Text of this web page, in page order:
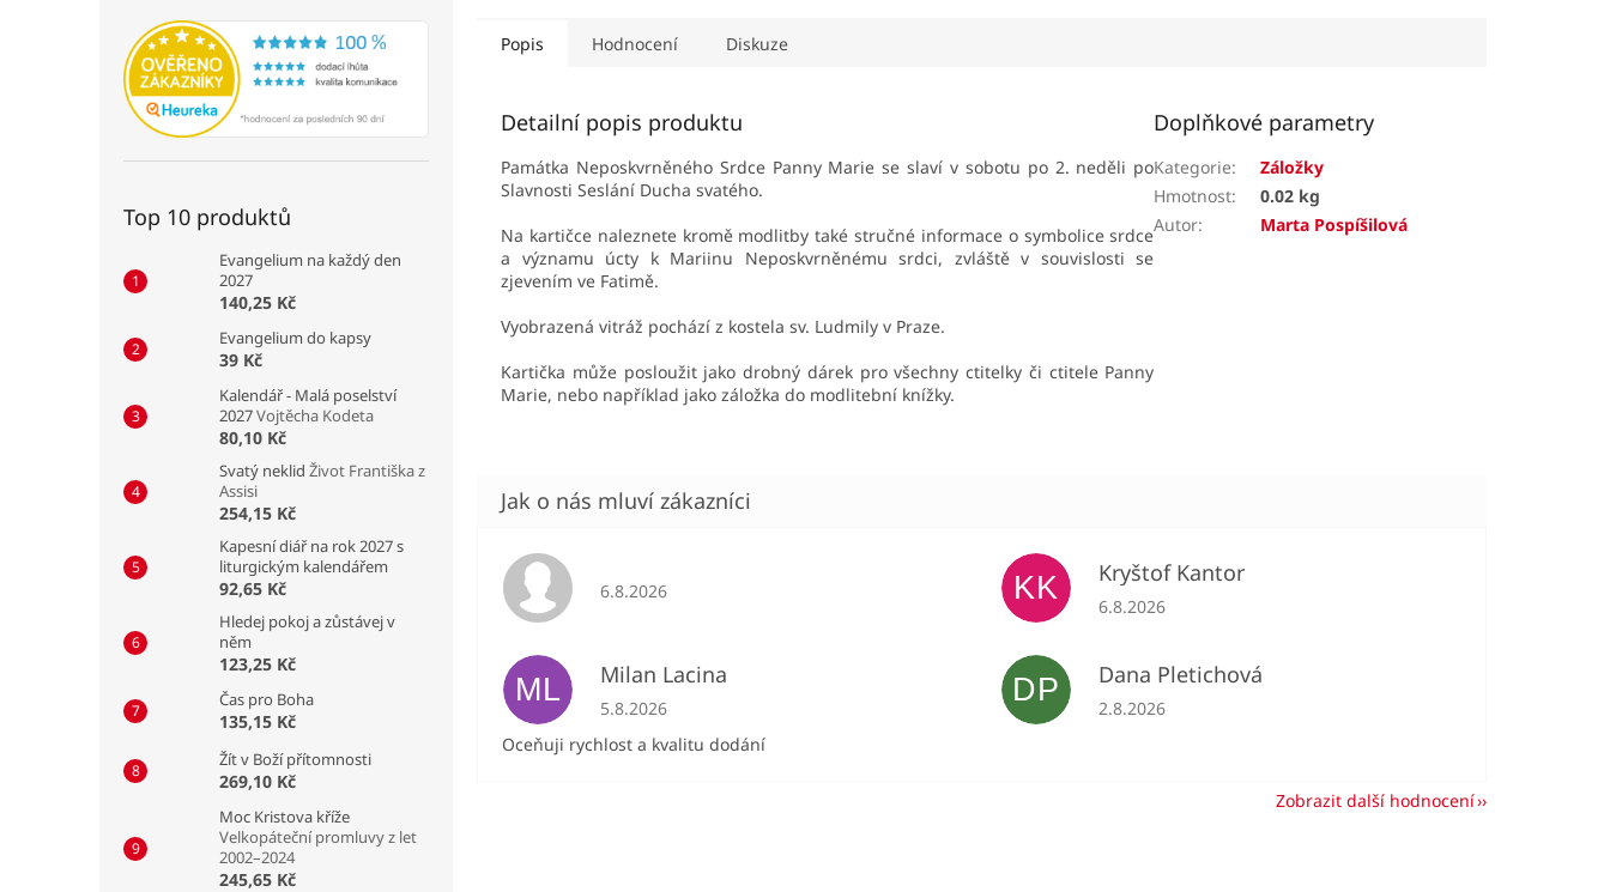
Top 10 produktů
Evangelium na každý den
2027
140,25 Kč
Evangelium do kapsy
39 Kč
Kalendář - Malá poselství
2027Vojtěcha Kodeta
80,10 Kč
Svatý neklid Život Františka z
Assisi
254,15 Kč
Kapesní diář na rok 2027 s
liturgickým kalendářem
92,65 Kč
Hledej pokoj a zůstávej v
něm
123,25 Kč
Čas pro Boha
135,15 Kč
Žít v Boží přítomnosti
269,10 Kč
Moc Kristova kříže
Velkopáteční promluvy z let
2002–2024
245,65 Kč
Popis Hodnocení Diskuze
Detailní popis produktu
Památka Neposkvrněného Srdce Panny Marie se slaví v sobotu po 2. neděli po
Slavnosti Seslání Ducha svatého.
Na kartičce naleznete kromě modlitby také stručné informace o symbolice srdce
a významu úcty k Mariinu Neposkvrněnému srdci, zvláště v souvislosti se
zjevením ve Fatimě.
Vyobrazená vitráž pochází z kostela sv. Ludmily v Praze.
Kartička může posloužit jako drobný dárek pro všechny ctitelky či ctitele Panny
Marie, nebo například jako záložka do modlitební knížky.
Doplňkové parametry
Kategorie:
Záložky
Hmotnost:
0.02 kg
Autor: Marta Pospíšilová
Hodnocení obchodu je 5 z 5 hvězdiček.
6.8.2026 KK Kryštof Kantor
Hodnocení obchodu je 5 z 5 hvězdiček.
6.8.2026
ML Milan Lacina
Hodnocení obchodu je 5 z 5 hvězdiček.
5.8.2026
Oceňuji rychlost a kvalitu dodání
DP Dana Pletichová
Hodnocení obchodu je 5 z 5 hvězdiček.
2.8.2026
Zobrazit další hodnocení